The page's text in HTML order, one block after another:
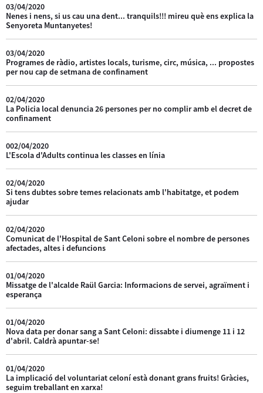
03/04/2020
Nenes i nens, si us cau una dent... tranquils!!! mireu què ens explica la
Senyoreta Muntanyetes!
03/04/2020
Programes de ràdio, artistes locals, turisme, circ, música, ... propostes
per nou cap de setmana de confinament
02/04/2020
La Policia local denuncia 26 persones per no complir amb el decret de
confinament
002/04/2020
L'Escola d'Adults continua les classes en línia
02/04/2020
Si tens dubtes sobre temes relacionats amb l'habitatge, et podem
ajudar
02/04/2020
Comunicat de l'Hospital de Sant Celoni sobre el nombre de persones
afectades, altes i defuncions
01/04/2020
Missatge de l'alcalde Raül Garcia: Informacions de servei, agraïment i
esperança
01/04/2020
Nova data per donar sang a Sant Celoni: dissabte i diumenge 11 i 12
d'abril. Caldrà apuntar-se!
01/04/2020
La implicació del voluntariat celoní està donant grans fruits! Gràcies,
seguim treballant en xarxa!